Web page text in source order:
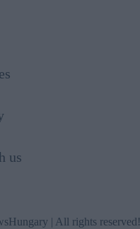
us
| All rights reserved!